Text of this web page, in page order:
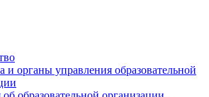
и органы управления образовательной